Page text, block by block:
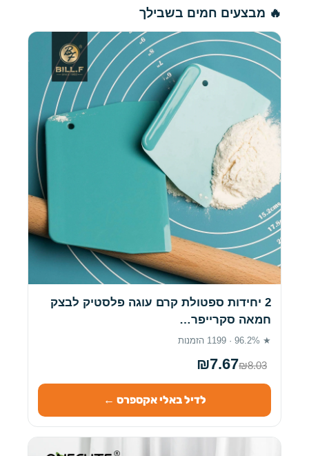
🔥 מבצעים חמים בשבילך
2 יחידות ספטולת קרם עוגה פלסטיק לבצק
חמאה סקרייפר…
★ 96.2% · 1199 הזמנות
₪7.67₪8.03
לדיל באלי אקספרס ←